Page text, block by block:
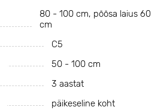
80 - 100 cm, põõsa laius 60
cm
C5
50 - 100 cm
3 aastat
päikeseline koht